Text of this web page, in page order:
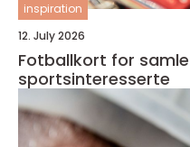
inspiration
12. July 2026
Fotballkort for
sportsinteresserte